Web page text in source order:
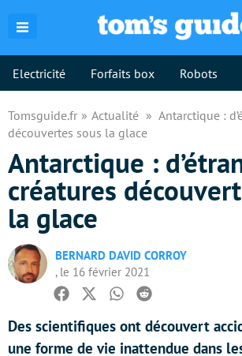
Electricité Forfaits box Robots
Tomsguide.fr Actualité
Antarctique :
découvertes sous la glace
Antarctique :
créatures
la glace
BERNARD DAVID CORROY
, le 16 février 2021
Facebook
TwitterWhatsapp
Reddit
Des scientifiques ont découvert
une forme de vie inattendue dans